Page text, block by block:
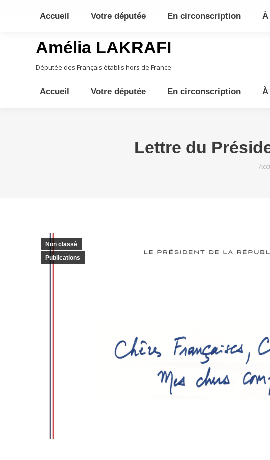
Amélia LAKRAFI
Députée des Français établis hors de France
Accueil Votre députée En circonscription À
Lettre du
Non classé
Publications
Accueil Votre députée En circonscription À